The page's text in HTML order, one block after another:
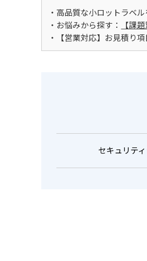
・高品質な小ロットラベ
・お悩みから探す：
【課
・【営業対応】お見積り
セキュリテ